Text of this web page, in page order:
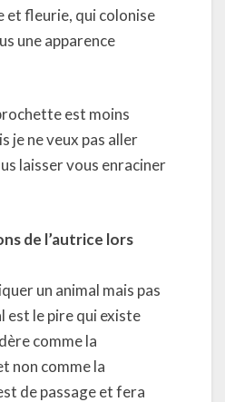
et fleurie, qui colonise
une apparence
est moins
je ne veux pas aller
laisser vous enraciner
de l’autrice lors
un animal mais pas
est le pire qui existe
comme la
non comme la
de passage et fera